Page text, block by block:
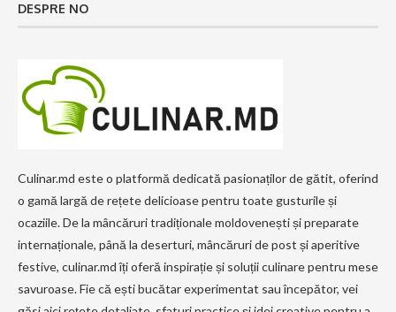
DESPRE NO
Culinar.md este o platformă dedicată pasionaților de gătit, oferind
o gamă largă de rețete delicioase pentru toate gusturile și
ocaziile. De la mâncăruri tradiționale moldovenești și preparate
internaționale, până la deserturi, mâncăruri de post și aperitive
festive, culinar.md îți oferă inspirație și soluții culinare pentru mese
savuroase. Fie că ești bucătar experimentat sau începător, vei